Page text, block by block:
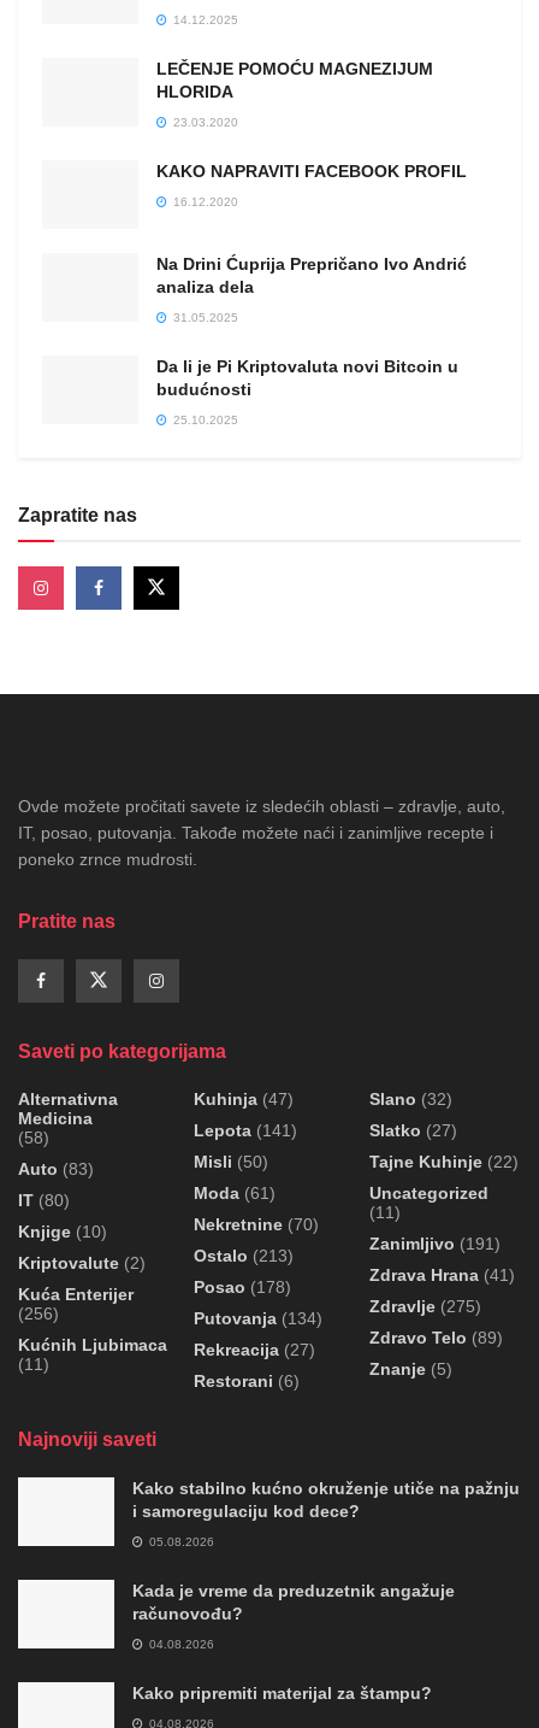
14.12.2025
LEČENJE POMOĆU MAGNEZIJUM
HLORIDA
23.03.2020
KAKO NAPRAVITI FACEBOOK PROFIL
16.12.2020
Na Drini Ćuprija Prepričano Ivo Andrić
analiza dela
31.05.2025
Da li je Pi Kriptovaluta novi Bitcoin u
budućnosti
25.10.2025
Zapratite nas
Ovde možete pročitati savete iz sledećih oblasti – zdravlje, auto,
IT, posao, putovanja. Takođe možete naći i zanimljive recepte i
poneko zrnce mudrosti.
Pratite nas
Saveti po kategorijama
Alternativna
Medicina
(58)
Auto (83)
IT (80)
Knjige (10)
Kriptovalute (2)
Kuća Enterijer
(256)
Kućnih Ljubimaca
(11)
Kuhinja (47)
Lepota (141)
Misli (50)
Moda (61)
Nekretnine (70)
Ostalo (213)
Posao (178)
Putovanja (134)
Rekreacija (27)
Restorani (6)
Slano (32)
Slatko (27)
Tajne Kuhinje (22)
Uncategorized
(11)
Zanimljivo (191)
Zdrava Hrana (41)
Zdravlje (275)
Zdravo Telo (89)
Znanje (5)
Najnoviji saveti
Kako stabilno kućno okruženje utiče na pažnju
i samoregulaciju kod dece?
05.08.2026
Kada je vreme da preduzetnik angažuje
računovođu?
04.08.2026
Kako pripremiti materijal za štampu?
04.08.2026